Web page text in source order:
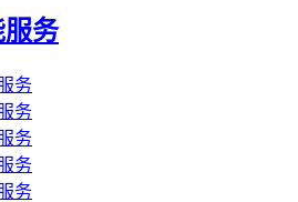
务
务
务
务
务
务